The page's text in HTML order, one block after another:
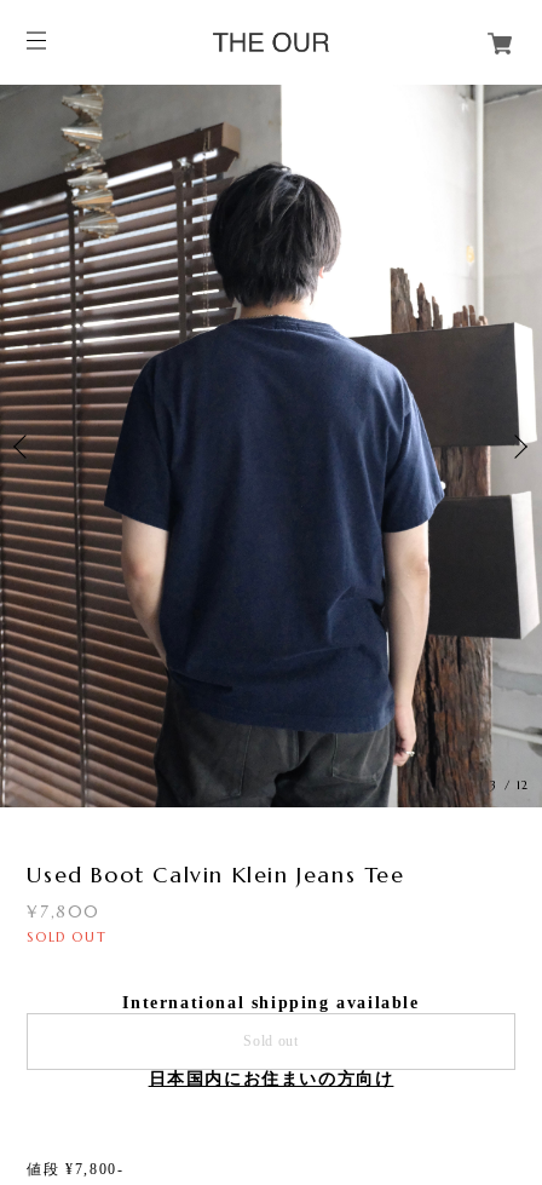
3 / 12
Used Boot Calvin Klein Jeans Tee
¥7,800
SOLD OUT
International shipping available
Sold out
日本国内にお住まいの方向け
値段 ¥7,800-